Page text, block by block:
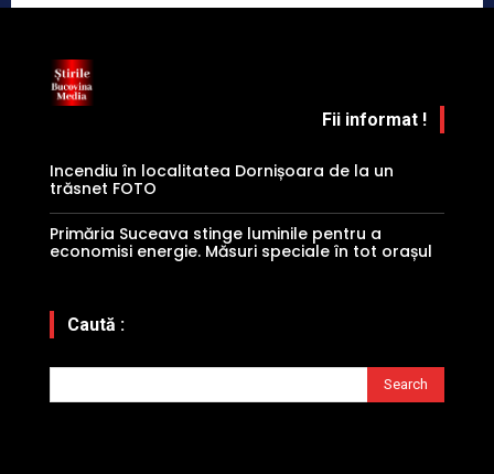
Fii informat !
Incendiu în localitatea Dornișoara de la un
trăsnet FOTO
Primăria Suceava stinge luminile pentru a
economisi energie. Măsuri speciale în tot orașul
Caută :
Search